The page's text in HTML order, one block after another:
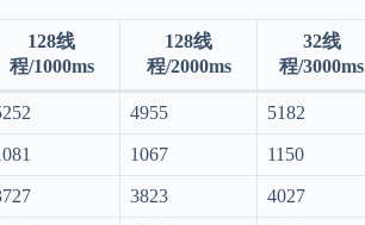
128线
程/1000ms
128线
程/2000ms
32线
程/3000ms
4955 5182
1067 1150
3823 4027